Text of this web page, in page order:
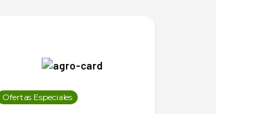
Ofertas Especiales